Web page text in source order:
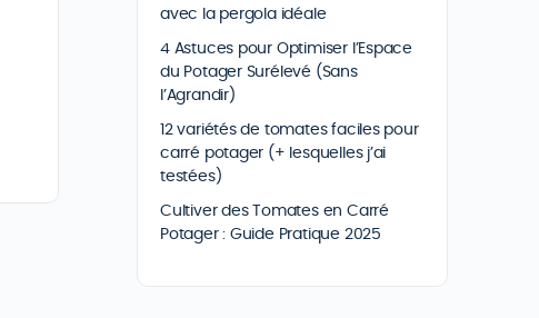
avec la pergola idéale
4 Astuces pour Optimiser l’Espace
du Potager Surélevé (Sans
l’Agrandir)
12 variétés de tomates faciles pour
carré potager (+ lesquelles j’ai
testées)
Cultiver des Tomates en Carré
Potager : Guide Pratique 2025